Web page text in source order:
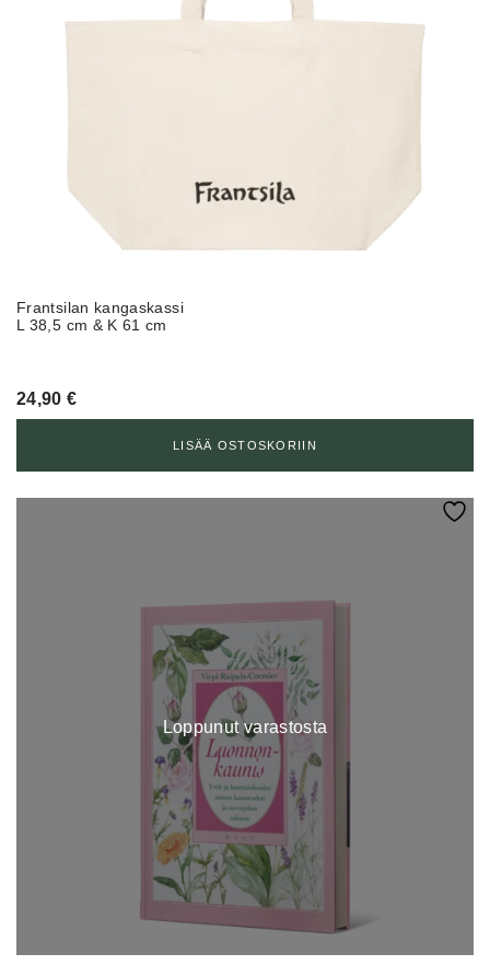
Frantsilan kangaskassi
L 38,5 cm & K 61 cm
24,90€
LISÄÄ OSTOSKORIIN
Loppunut varastosta